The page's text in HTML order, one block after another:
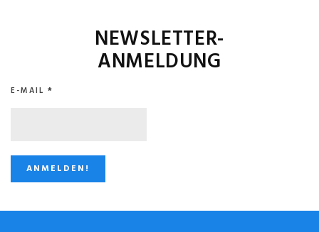
NEWSLETTER-
ANMELDUNG
E-MAIL *